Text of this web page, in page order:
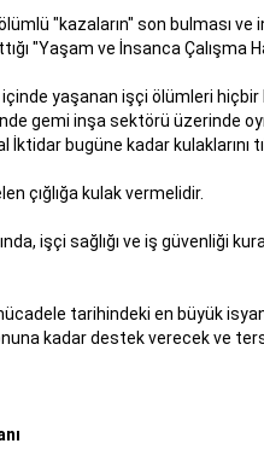
"kazaların" son bulması ve
"Yaşam ve İnsanca Çalışma
yaşanan işçi ölümleri
gemi inşa sektörü üzerinde
bugüne kadar kulaklarını
çığlığa kulak vermelidir.
işçi sağlığı ve iş güvenliği
tarihindeki en büyük
kadar destek verecek ve